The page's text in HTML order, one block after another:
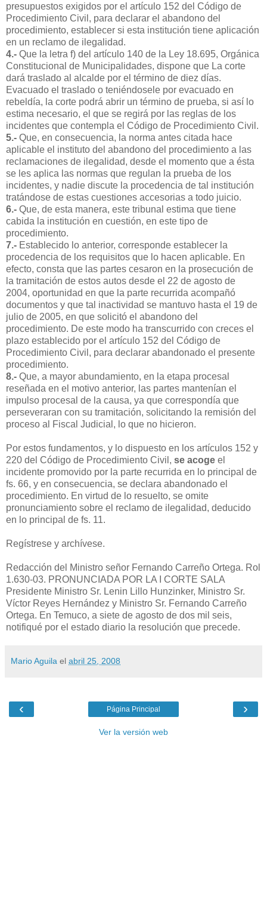
presupuestos exigidos por el artículo 152 del Código de
Procedimiento Civil, para declarar el abandono del
procedimiento, establecer si esta institución tiene aplicación
en un reclamo de ilegalidad.
4.- Que la letra f) del artículo 140 de la Ley 18.695, Orgánica
Constitucional de Municipalidades, dispone que La corte
dará traslado al alcalde por el término de diez días.
Evacuado el traslado o teniéndosele por evacuado en
rebeldía, la corte podrá abrir un término de prueba, si así lo
estima necesario, el que se regirá por las reglas de los
incidentes que contempla el Código de Procedimiento Civil.
5.- Que, en consecuencia, la norma antes citada hace
aplicable el instituto del abandono del procedimiento a las
reclamaciones de ilegalidad, desde el momento que a ésta
se les aplica las normas que regulan la prueba de los
incidentes, y nadie discute la procedencia de tal institución
tratándose de estas cuestiones accesorias a todo juicio.
6.- Que, de esta manera, este tribunal estima que tiene
cabida la institución en cuestión, en este tipo de
procedimiento.
7.- Establecido lo anterior, corresponde establecer la
procedencia de los requisitos que lo hacen aplicable. En
efecto, consta que las partes cesaron en la prosecución de
la tramitación de estos autos desde el 22 de agosto de
2004, oportunidad en que la parte recurrida acompañó
documentos y que tal inactividad se mantuvo hasta el 19 de
julio de 2005, en que solicitó el abandono del
procedimiento. De este modo ha transcurrido con creces el
plazo establecido por el artículo 152 del Código de
Procedimiento Civil, para declarar abandonado el presente
procedimiento.
8.- Que, a mayor abundamiento, en la etapa procesal
reseñada en el motivo anterior, las partes mantenían el
impulso procesal de la causa, ya que correspondía que
perseveraran con su tramitación, solicitando la remisión del
proceso al Fiscal Judicial, lo que no hicieron.
Por estos fundamentos, y lo dispuesto en los artículos 152 y
220 del Código de Procedimiento Civil, se acoge el
incidente promovido por la parte recurrida en lo principal de
fs. 66, y en consecuencia, se declara abandonado el
procedimiento. En virtud de lo resuelto, se omite
pronunciamiento sobre el reclamo de ilegalidad, deducido
en lo principal de fs. 11.
Regístrese y archívese.
Redacción del Ministro señor Fernando Carreño Ortega. Rol
1.630-03. PRONUNCIADA POR LA I CORTE SALA
Presidente Ministro Sr. Lenin Lillo Hunzinker, Ministro Sr.
Víctor Reyes Hernández y Ministro Sr. Fernando Carreño
Ortega. En Temuco, a siete de agosto de dos mil seis,
notifiqué por el estado diario la resolución que precede.
Mario Aguila el abril 25, 2008
‹ ›
Página Principal
Ver la versión web